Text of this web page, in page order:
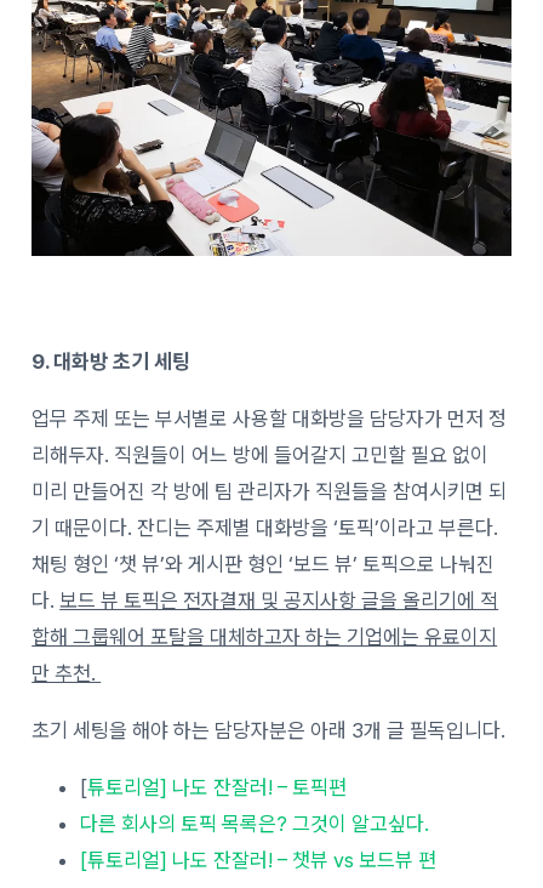
9. 대화방 초기 세팅
업무 주제 또는 부서별로 사용할 대화방을 담당자가 먼저 정
리해두자. 직원들이 어느 방에 들어갈지 고민할 필요 없이
미리 만들어진 각 방에 팀 관리자가 직원들을 참여시키면 되
기 때문이다. 잔디는 주제별 대화방을 ‘토픽’이라고 부른다.
채팅 형인 ‘챗 뷰’와 게시판 형인 ‘보드 뷰’ 토픽으로 나눠진
다.보드 뷰 토픽은 전자결재 및 공지사항 글을 올리기에 적
합해 그룹웨어 포탈을 대체하고자 하는 기업에는 유료이지
만 추천.
초기 세팅을 해야 하는 담당자분은 아래 3개 글 필독입니다.
[튜토리얼] 나도 잔잘러! – 토픽편
다른 회사의 토픽 목록은? 그것이 알고싶다.
[튜토리얼] 나도 잔잘러! – 챗뷰 vs 보드뷰 편